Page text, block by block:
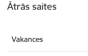
Ātrās saites
Vakances